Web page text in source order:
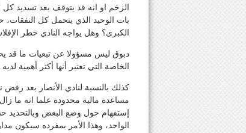
الزخم او انه قد يتوقف بعد تسديد
بات الوحيد الذي يتحمل كل النفقات،
الكبرى؟ وهل يواجه النادي خطر
دبوق ليس مسؤولا عن تبعيات ما قد
الخاصة التي تعتبر أنها أكثر أهمية لديه.
كذلك بالنسبة لنادي الأنصار بعد رفض
مساعدة مالية محدودة علما انه ما
الواحد، وهذا الأمر بمفرده سيكون